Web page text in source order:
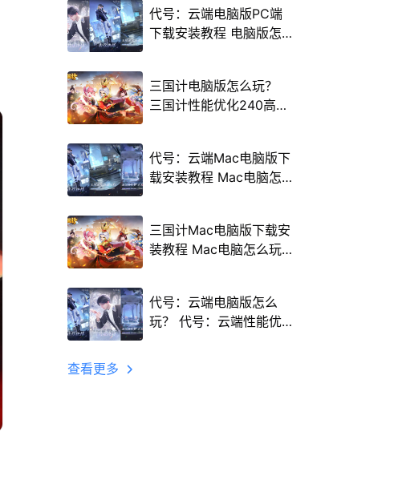
代号：云端电脑版PC端
下载安装教程 电脑版怎
三国计电脑版怎么玩？
三国计性能优化240高帧
代号：云端Mac电脑版下
载安装教程 Mac电脑怎
三国计Mac电脑版下载安
装教程 Mac电脑怎么玩
代号：云端电脑版怎么
玩？ 代号：云端性能优
查看更多